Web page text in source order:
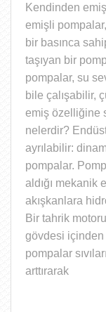
Kendinden
emişli
bir basınca
taşıyan bir
pompalar, su
bile çalışabilir,
emiş özelliğine
nelerdir?
ayrılabilir:
pompalar.
aldığı mekanik
akışkanlara
Bir tahrik
gövdesi içinden
pompalar
arttırarak